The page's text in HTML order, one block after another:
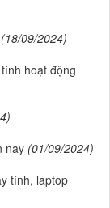
(18/09/2024)
hoạt động
nay (01/09/2024)
tính, laptop